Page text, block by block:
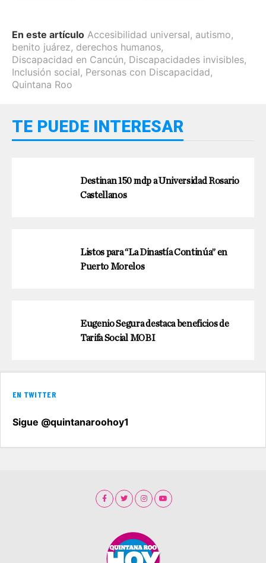
En este artículo Accesibilidad universal, autismo,
benito juárez, derechos humanos,
Discapacidad en Cancún, Discapacidades invisibles,
Inclusión social, Personas con Discapacidad,
Quintana Roo
TE PUEDE INTERESAR
Destinan 150 mdp a Universidad Rosario
Castellanos
Listos para “La Dinastía Continúa” en
Puerto Morelos
Eugenio Segura destaca beneficios de
Tarifa Social MOBI
EN TWITTER
Sigue @quintanaroohoy1